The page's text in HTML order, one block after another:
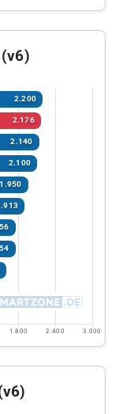
2.200
2.176
2.140
2.100
1.950
1.800 2.400 3.000